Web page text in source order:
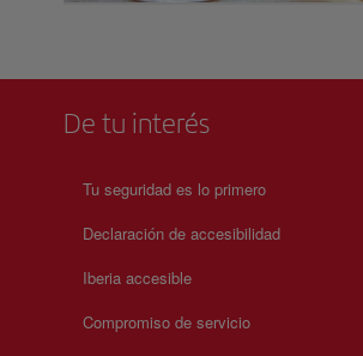
De tu interés
Tu seguridad es lo primero
Declaración de accesibilidad
Iberia accesible
Compromiso de servicio